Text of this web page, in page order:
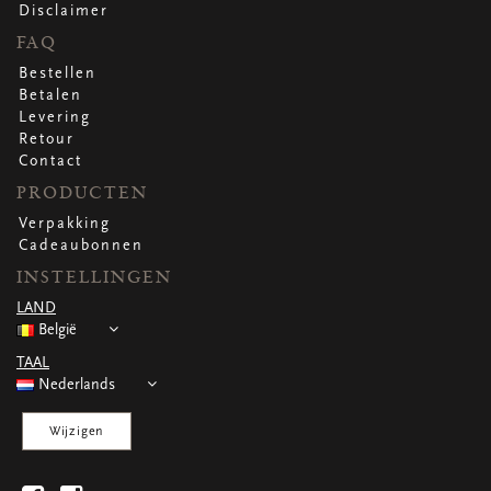
WENSKAARTEN
Vierkante wenskaartjes
Langwerpige wenskaartjes
Rechthoekige wenskaartjes
Wenskaarten
Per gelegenheid
Disclaimer
FAQ
Bestellen
Betalen
Levering
Retour
Contact
PRODUCTEN
Verpakking
Cadeaubonnen
INSTELLINGEN
LAND
België
TAAL
Nederlands
Wijzigen